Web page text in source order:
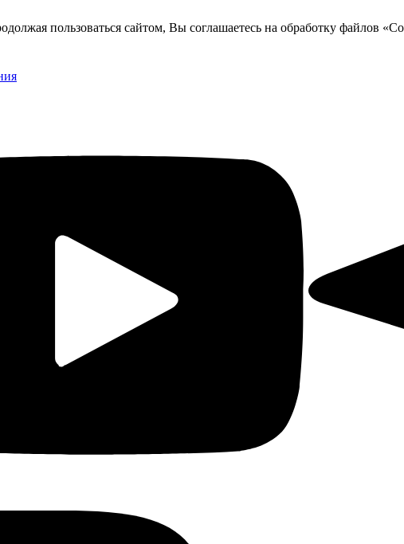
пользоваться сайтом, Вы соглашаетесь на обработку файлов